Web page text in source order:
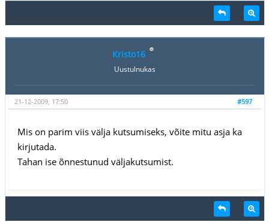
Kristo16
Uustulnukas
#597
21-12-2009, 17:50
Mis on parim viis välja kutsumiseks, võite mitu asja ka
kirjutada.
Tahan ise õnnestunud väljakutsumist.